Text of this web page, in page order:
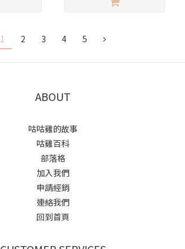
1 2 3 4 5
ABOUT
咕咕雞的故事
咕雞百科
部落格
加入我們
申請經銷
連絡我們
回到首頁